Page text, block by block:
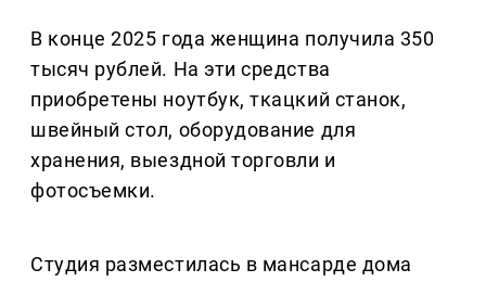
В конце 2025 года женщина получила 350
тысяч рублей. На эти средства
приобретены ноутбук, ткацкий станок,
швейный стол, оборудование для
хранения, выездной торговли и
фотосъемки.
Студия разместилась в мансарде дома